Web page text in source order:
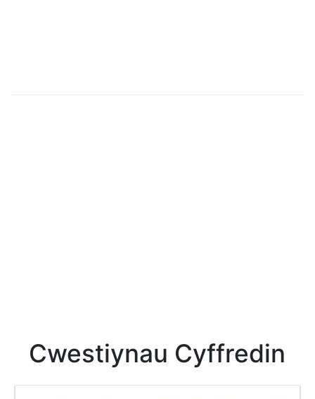
Cwestiynau Cyffredin